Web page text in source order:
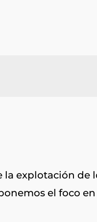
la explotación de
el foco